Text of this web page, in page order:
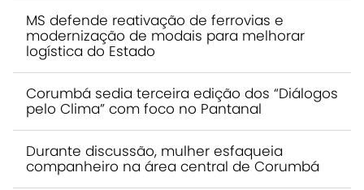
MS defende reativação de ferrovias e
modernização de modais para melhorar
logística do Estado
Corumbá sedia terceira edição dos “Diálogos
pelo Clima” com foco no Pantanal
Durante discussão, mulher esfaqueia
companheiro na área central de Corumbá